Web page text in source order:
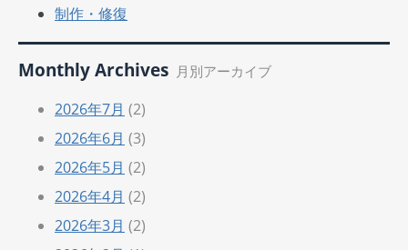
制作・修復
Monthly Archives 月別アーカイブ
2026年7月 (2)
2026年6月 (3)
2026年5月 (2)
2026年4月 (2)
2026年3月 (2)